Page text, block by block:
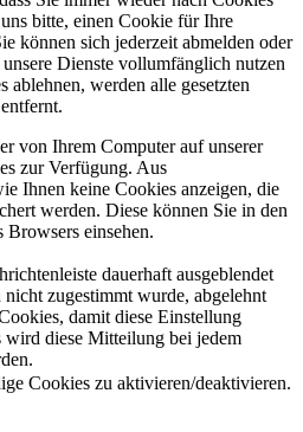
bitte, einen Cookie für Ihre
können sich jederzeit abmelden oder
Dienste vollumfänglich nutzen
ablehnen, werden alle gesetzten
von Ihrem Computer auf unserer
zur Verfügung. Aus
Ihnen keine Cookies anzeigen, die
werden. Diese können Sie in den
Browsers einsehen.
dauerhaft ausgeblendet
zugestimmt wurde, abgelehnt
damit diese Einstellung
diese Mitteilung bei jedem
Cookies zu aktivieren/deaktivieren.